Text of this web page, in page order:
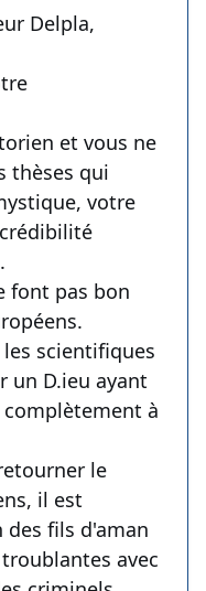
Delpla,
et vous ne
thèses qui
votre
font pas bon
scientifiques
un D.ieu ayant
à
le
il est
fils d'aman
avec